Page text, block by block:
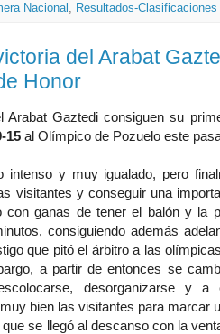
Nacional , Resultados-Clasificaciones
del Arabat
Honor
Arabat Gaztedi consiguen su
15 al Olímpico de Pozuelo este
intenso y muy igualado, pero
visitantes y conseguir una
con ganas de tener el balón y la
consiguiendo además
que pitó el árbitro a las
a partir de entonces se
desorganizarse y a
bien las visitantes para marcar
se llegó al descanso con la